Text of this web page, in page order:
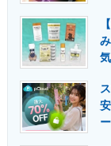
の専門メディア